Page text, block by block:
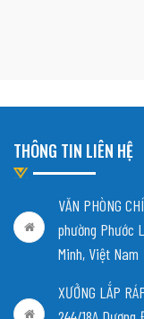
THÔNG TIN LIÊN HỆ
VĂN PHÒNG
phường Phước
Minh, Việt Nam
XƯỞNG LẮP